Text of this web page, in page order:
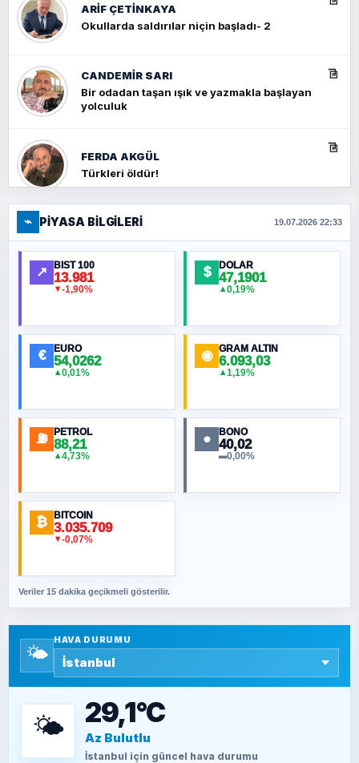
ARIF ÇETİNKAYA
Okullarda saldırılar niçin başladı- 2
CANDEMIR SARI
Bir odadan taşan ışık ve yazmakla başlayan
yolculuk
FERDA AKGÜL
Türkleri öldür!
FERHAT BÜYÜKKALKAN
Ankara Zirvesi: NATO Toplantısı mı, Yeni
Ortadoğu Haritasının Provası mı?
MURAT ÖZKAN
NURETTIN BÖLÜK
ORHAN KILIÇOĞLU
Fahişeye beyinli bir müstevli alçağına
SAVAŞ ŞAHİN
SEYFULLAH ÇİÇEK
TEOMAN ALPASLAN
Kütahya-Eskişehir Muharebeleri (10-24
⌁ PIYASA BILGILERI 19.07.2026 22:33
↗ BIST 100
13.981
▼-1,90%
$ DOLAR
47,1901
▲0,19%
€ EURO
54,0262
▲0,01%
◉ GRAM ALTIN
6.093,03
▲1,19%
⛽ PETROL
88,21
▲4,73%
● BONO
40,02
▬0,00%
₿ BITCOIN
3.035.709
▼-0,07%
Veriler 15 dakika geçikmeli gösterilir.
🌤️
HAVA DURUMU
🌤️ 29,1°C
Az Bulutlu
İstanbul için güncel hava durumu